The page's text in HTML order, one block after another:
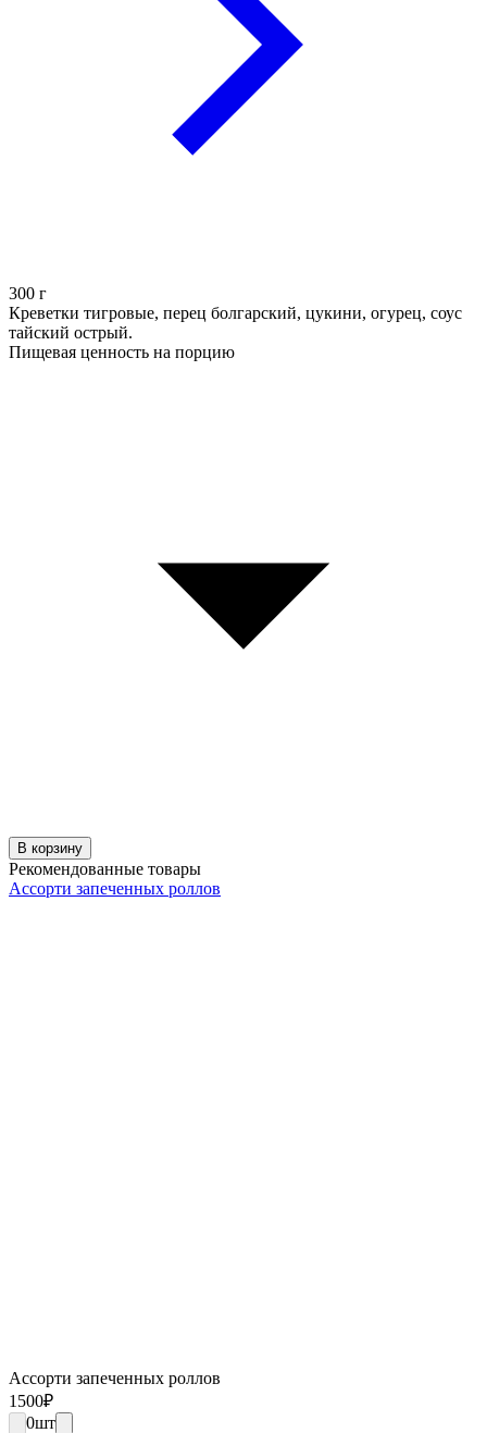
300 г
Креветки тигровые, перец болгарский, цукини, огурец, соус
тайский острый.
Пищевая ценность на порцию
В корзину
Рекомендованные товары
Ассорти запеченных роллов
Ассорти запеченных роллов
1500₽
0шт